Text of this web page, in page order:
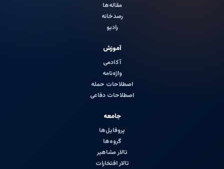
مقاله‌ها
رصدخانه
رادیو
آموزش
آکادمی
واژه‌نامه
اصطلاحات حمله
اصطلاحات دفاعی
جامعه
پروفایل‌ها
گروه‌ها
تالار مشاهیر
تالار افتخارات